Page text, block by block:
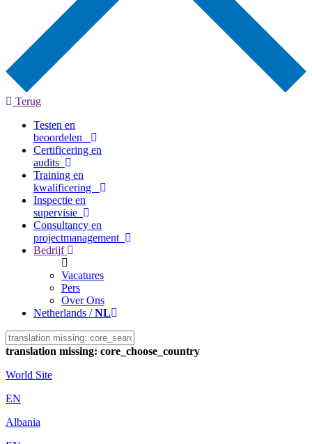
Terug
Testen en
beoordelen
Certificering en
audits
Training en
kwalificering
Inspectie en
supervisie
Consultancy en
projectmanagement
Bedrijf
Vacatures
Pers
Over Ons
Netherlands /NL
translation missing: core_choose_country
World Site
EN
Albania